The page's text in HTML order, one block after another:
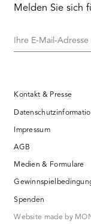
Melden Sie sich
Ihre
Kontakt & Presse
Impressum
AGB
Medien & Formulare
Spenden
Website made by